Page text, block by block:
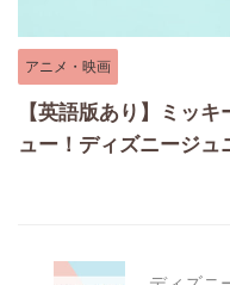
アニメ・映画
【英語版あり】ミッ
ュー！ディズニージュ